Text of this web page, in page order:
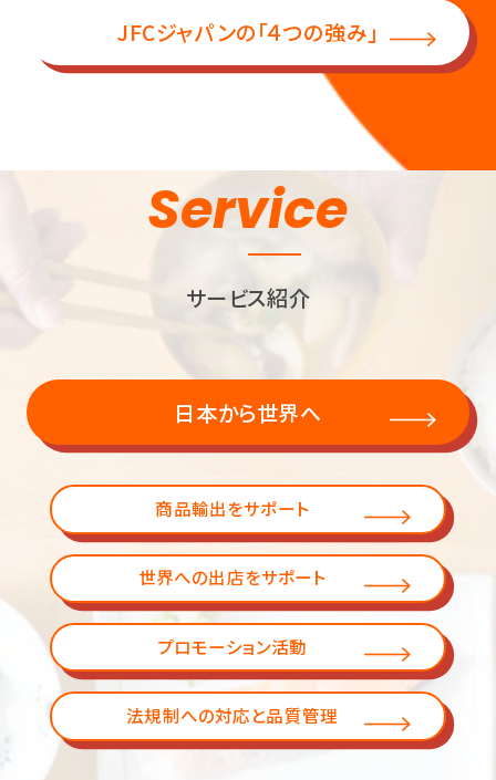
JFCジャパンの「４つの強み」
Service
サービス紹介
日本から世界へ
商品輸出をサポート
世界への出店をサポート
プロモーション活動
法規制への対応と品質管理